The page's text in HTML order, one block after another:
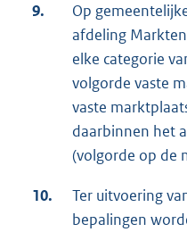
9.
Op
afdeling
elke categorie
volgorde vaste
vaste
daarbinnen het
(volgorde op de
10.
Ter uitvoering
bepalingen